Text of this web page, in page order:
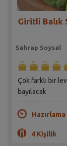
Giritli Balık
Sahrap Soysal
Çok farklı bir
bayılacak
4 Kişilik